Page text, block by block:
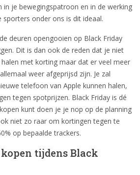
in je bewegingspatroon en in de werking
sporters onder ons is dit ideaal.
deuren opengooien op Black Friday
Dit is dan ook de reden dat je niet
met korting maar dat er veel meer
weer afgeprijsd zijn. Je zal
telefoon van Apple kunnen halen,
tegen spotprijzen. Black Friday is dé
kunt doen je je nop op de planning
niet zo raar om kortingen tegen te
op bepaalde trackers.
tijdens Black